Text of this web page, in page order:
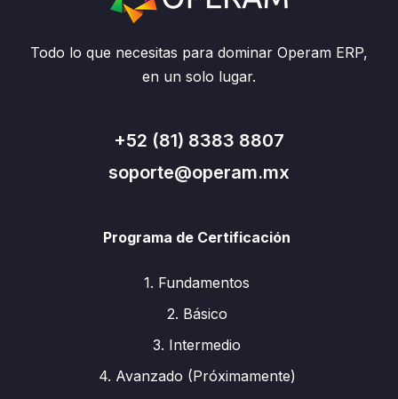
Todo lo que necesitas para dominar Operam ERP,
en un solo lugar.
+52 (81) 8383 8807
soporte@operam.mx
Programa de Certificación
1. Fundamentos
2. Básico
3. Intermedio
4. Avanzado (Próximamente)